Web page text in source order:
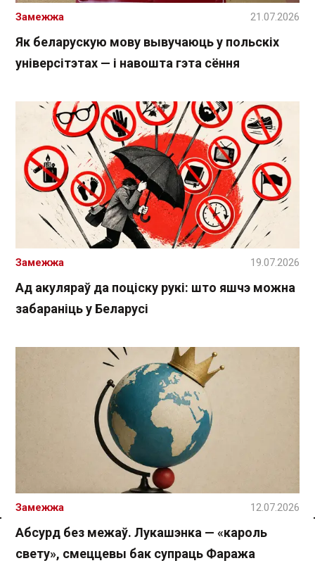
Спасылка без VPN
Як беларускую мову вывучаюць у польскіх
універсітэтах — і навошта гэта сёння
Замежжа 21.07.2026
Ад акуляраў да поціску рукі: што яшчэ можна
забараніць у Беларусі
Замежжа 19.07.2026
Абсурд без межаў. Лукашэнка — «кароль
свету», смеццевы бак супраць Фаража
Замежжа 12.07.2026